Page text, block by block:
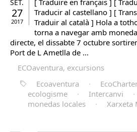
SET.
27
2017
[ Traduire en français ] [
Traducir al castellano ] [
Traduir al català ] Hola a
torna a navegar amb
directe, el dissabte 7 octubre
Port de L Ametlla de ...
ECOaventura, excursions
Ecoaventura
·
ecologisme
· Intercanvi ·
monedas locales
· Xarxeta